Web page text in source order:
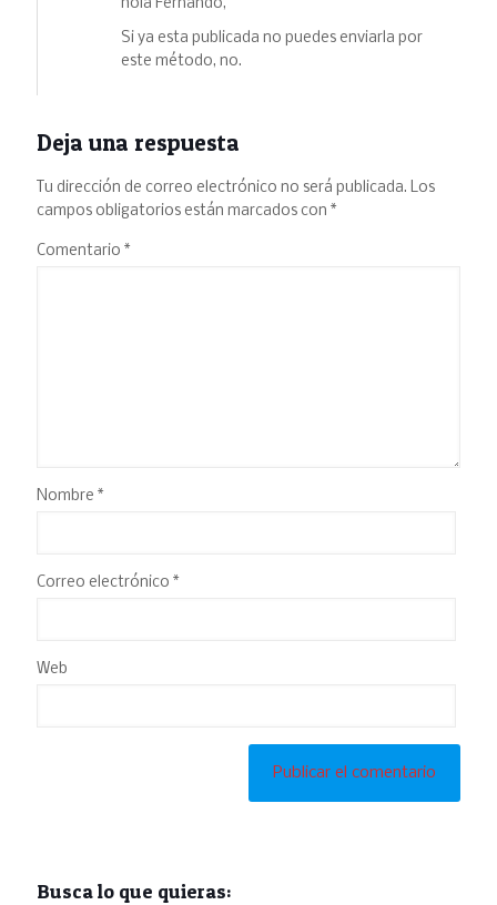
hola Fernando,
Si ya esta publicada no puedes enviarla por
este método, no.
Deja una respuesta
Tu dirección de correo electrónico no será publicada. Los
campos obligatorios están marcados con *
Comentario *
Nombre *
Correo electrónico *
Web
Busca lo que quieras: